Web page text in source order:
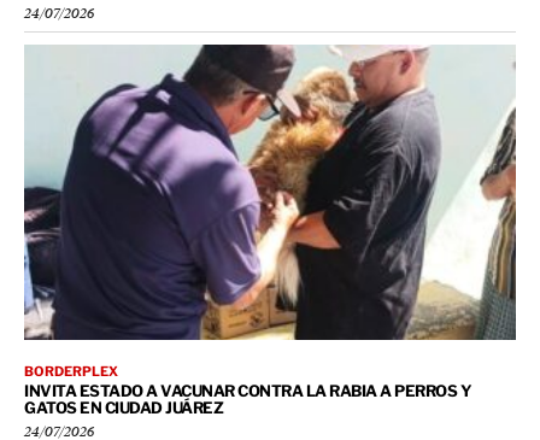
24/07/2026
BORDERPLEX
INVITA ESTADO A VACUNAR CONTRA LA RABIA A PERROS Y
GATOS EN CIUDAD JUÁREZ
24/07/2026